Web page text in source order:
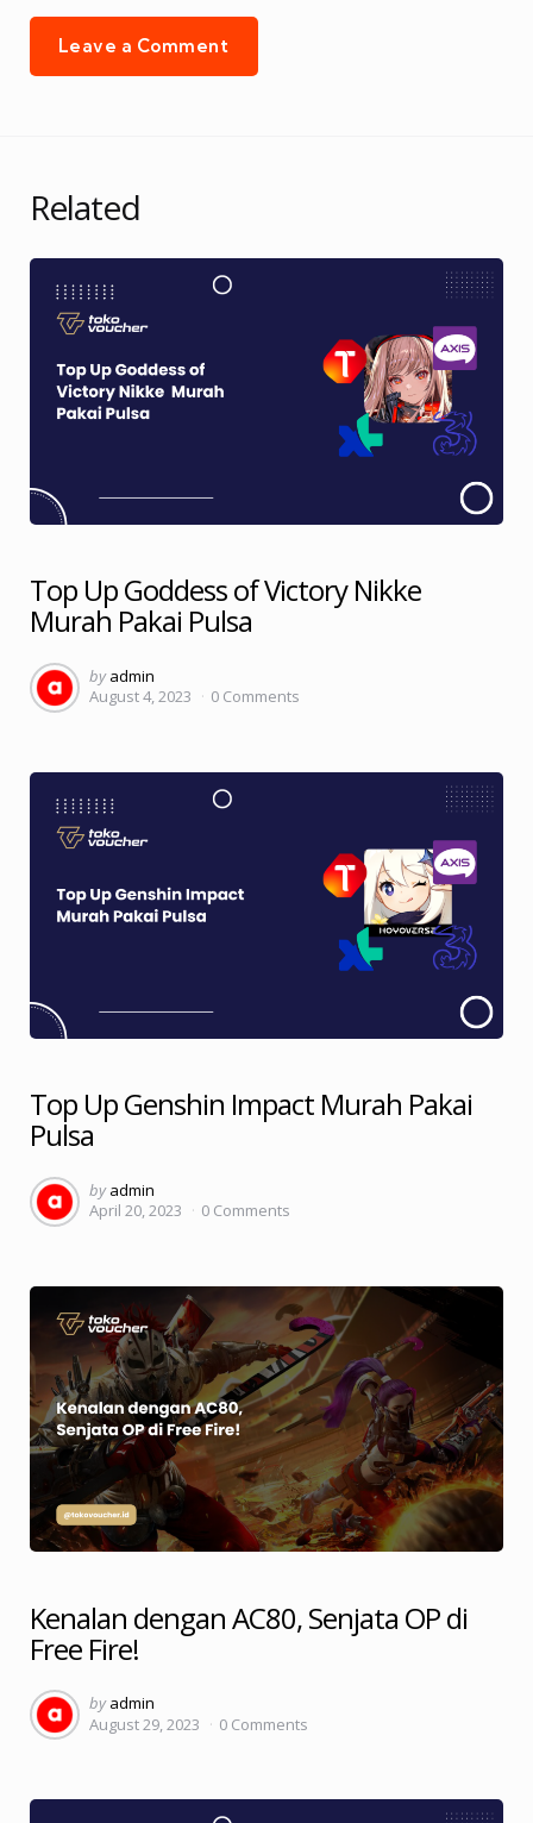
Leave a Comment
Related
Top Up Goddess of Victory Nikke
Murah Pakai Pulsa
Posted
by
by admin
August 4, 2023
0 Comments
Top Up Genshin Impact Murah Pakai
Pulsa
Posted
by
by admin
April 20, 2023
0 Comments
Kenalan dengan AC80, Senjata OP di
Free Fire!
Posted
by
by admin
August 29, 2023
0 Comments